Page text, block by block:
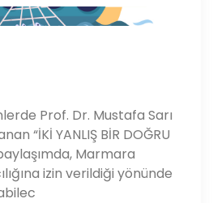
Prof. Dr. Mustafa Sarı
“İKİ YANLIŞ BİR DOĞRU
Marmara
izin verildiği yönünde